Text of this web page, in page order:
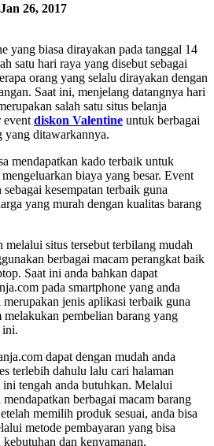
Jan 26, 2017
yang biasa dirayakan pada tanggal 14
satu hari raya yang disebut sebagai
orang yang selalu dirayakan dengan
Saat ini, menjelang datangnya hari
salah satu situs belanja
event diskon Valentine untuk berbagai
yang ditawarkannya.
mendapatkan kado terbaik untuk
biaya yang besar. Event
kesempatan terbaik guna
yang murah dengan kualitas barang
melalui situs tersebut terbilang mudah
berbagai macam perangkat baik
Saat ini anda bahkan dapat
pada smartphone yang anda
jenis aplikasi terbaik guna
melakukan pembelian barang yang
ini.
dapat dengan mudah anda
terlebih dahulu lalu cari halaman
tengah anda butuhkan. Melalui
berbagai macam barang
memilih produk sesuai, anda bisa
metode pembayaran yang bisa
dan kenyamanan.